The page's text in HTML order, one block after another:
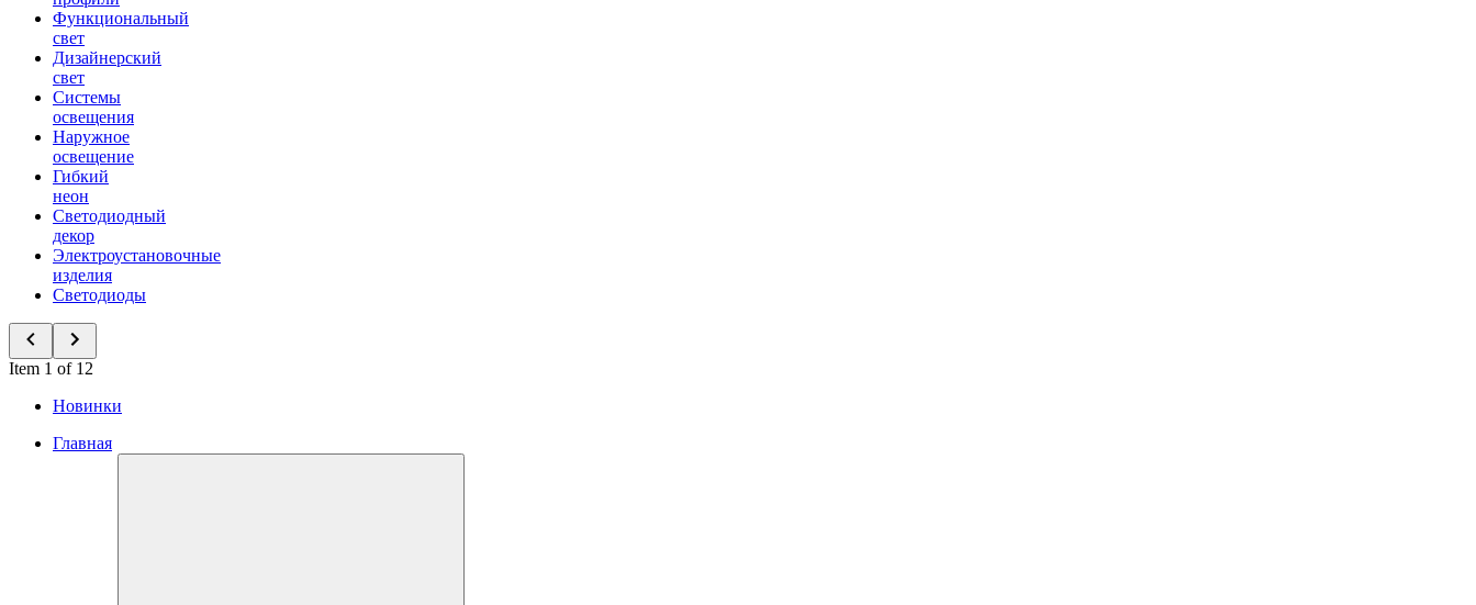
Функциональный
свет
Дизайнерский
свет
Системы
освещения
Наружное
освещение
Гибкий
неон
Светодиодный
декор
Электроустановочные
изделия
Светодиоды
Item 1 of 12
Новинки
Главная